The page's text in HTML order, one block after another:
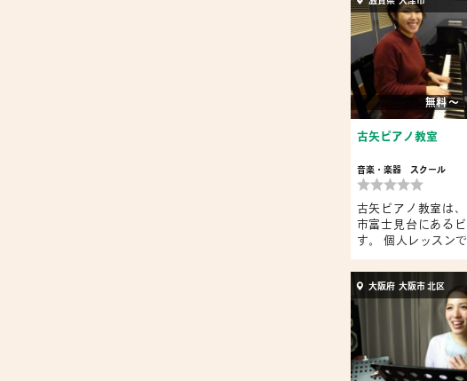
無料 〜
古矢ピアノ教室
音楽・楽器 スクール
古矢ピアノ教室は
市富士見台にある
す。 個人レッスン
大阪府 大阪市 北区